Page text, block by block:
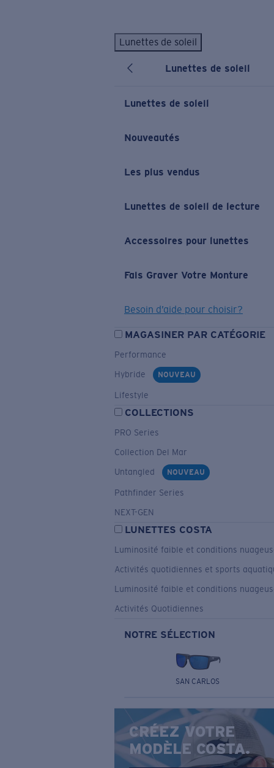
Lunettes de soleil
Lunettes de soleil
Lunettes de soleil
Nouveautés
Les plus vendus
Lunettes de soleil de lecture
Accessoires pour lunettes
Fais Graver Votre Monture
Besoin d’aide pour choisir?
MAGASINER PAR CATÉGORIE
Performance
Hybride
NOUVEAU
Lifestyle
COLLECTIONS
PRO Series
Collection Del Mar
Untangled
NOUVEAU
Pathfinder Series
NEXT-GEN
LUNETTES COSTA
Luminosité faible et conditions
Activités quotidiennes et sports
Luminosité faible et conditions
Activités Quotidiennes
NOTRE SÉLECTION
SAN CARLOS
CRÉEZ VOTRE
MODÈLE COSTA.
LES PLUS RECHERCHÉS
Lunettes de soleil personnalisées Nouveau